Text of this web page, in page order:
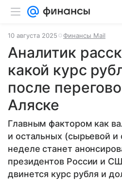
10 августа 2025 Финансы Mail
Аналитик
какой курс
после
Аляске
Главным фактором как
и остальных (сырьевой
неделе станет
президентов России и
двинется курс рубля и